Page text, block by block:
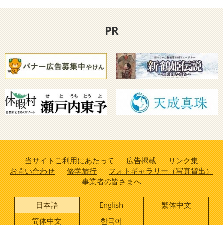
PR
当サイトご利用にあたって 広告掲載
リンク集
お問い合わせ
修学旅行
フォトギャラリー（写真貸出）
事業者の皆さまへ
日本語 English
繁体中文
简体中文
한국어